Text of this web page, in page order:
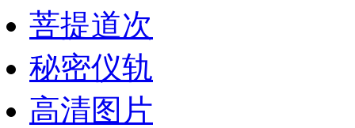
菩提道次
秘密仪轨
高清图片